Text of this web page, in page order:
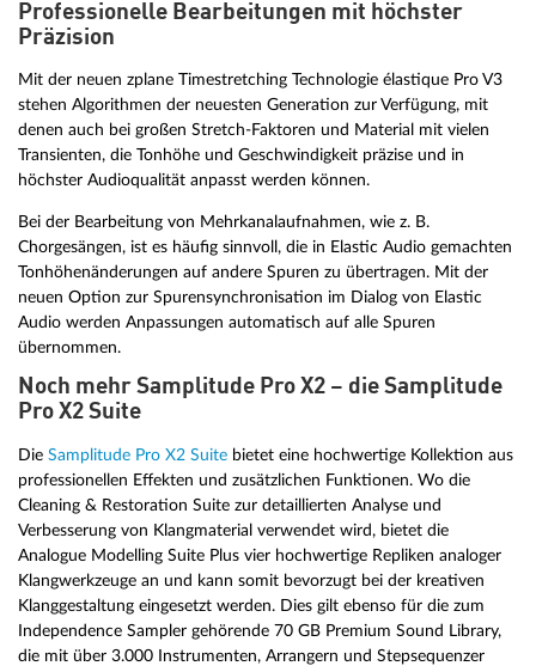
Professionelle Bearbeitungen mit höchster
Präzision
Mit der neuen zplane Timestretching Technologie élastique Pro V3
stehen Algorithmen der neuesten Generation zur Verfügung, mit
denen auch bei großen Stretch-Faktoren und Material mit vielen
Transienten, die Tonhöhe und Geschwindigkeit präzise und in
höchster Audioqualität anpasst werden können.
Bei der Bearbeitung von Mehrkanalaufnahmen, wie z. B.
Chorgesängen, ist es häufig sinnvoll, die in Elastic Audio gemachten
Tonhöhenänderungen auf andere Spuren zu übertragen. Mit der
neuen Option zur Spurensynchronisation im Dialog von Elastic
Audio werden Anpassungen automatisch auf alle Spuren
übernommen.
Noch mehr Samplitude Pro X2 – die Samplitude
Pro X2 Suite
Die Samplitude Pro X2 Suite bietet eine hochwertige Kollektion aus
professionellen Effekten und zusätzlichen Funktionen. Wo die
Cleaning & Restoration Suite zur detaillierten Analyse und
Verbesserung von Klangmaterial verwendet wird, bietet die
Analogue Modelling Suite Plus vier hochwertige Repliken analoger
Klangwerkzeuge an und kann somit bevorzugt bei der kreativen
Klanggestaltung eingesetzt werden. Dies gilt ebenso für die zum
Independence Sampler gehörende 70 GB Premium Sound Library,
die mit über 3.000 Instrumenten, Arrangern und Stepsequenzer